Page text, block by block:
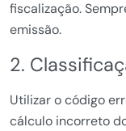
fiscalização.
emissão.
2.
Utilizar o código
cálculo incorreto